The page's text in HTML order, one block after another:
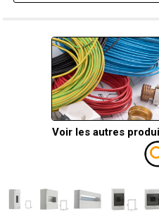
Voir les autres